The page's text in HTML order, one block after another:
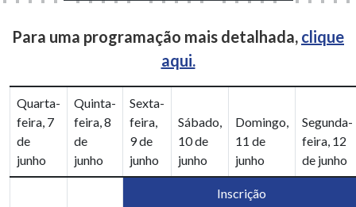
Para uma programação mais detalhada, clique
aqui.
Quarta-
feira, 7
de
junho
Quinta-
feira, 8
de
junho
Sexta-
feira,
9 de
junho
Sábado,
10 de
junho
Domingo,
11 de
junho
Segunda-
feira, 12
de junho
Inscrição